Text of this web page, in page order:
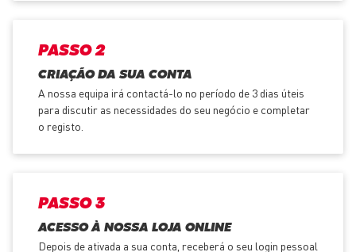
PASSO 2
CRIAÇÃO DA SUA CONTA
A nossa equipa irá contactá-lo no período de 3 dias úteis
para discutir as necessidades do seu negócio e completar
o registo.
PASSO 3
ACESSO À NOSSA LOJA ONLINE
Depois de ativada a sua conta, receberá o seu login pessoal